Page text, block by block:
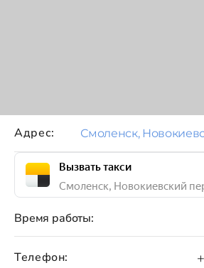
Время работы:
Телефон:
Адрес: Смоленск,
Вызвать такси